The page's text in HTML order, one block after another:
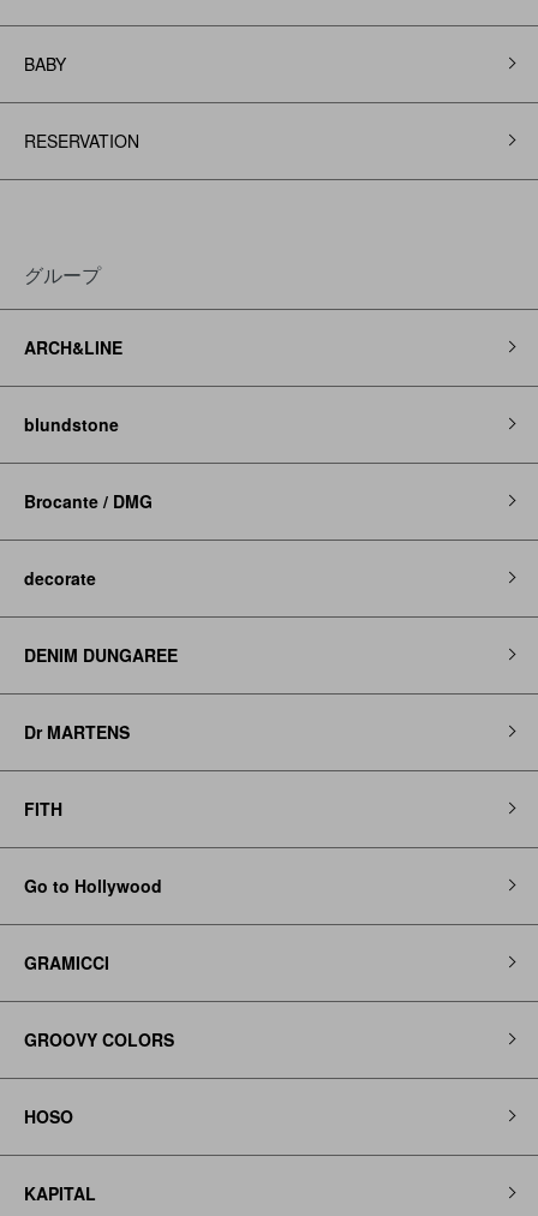
BABY
RESERVATION
グループ
ARCH&LINE
blundstone
Brocante / DMG
decorate
DENIM DUNGAREE
Dr MARTENS
FITH
Go to Hollywood
GRAMICCI
GROOVY COLORS
HOSO
KAPITAL